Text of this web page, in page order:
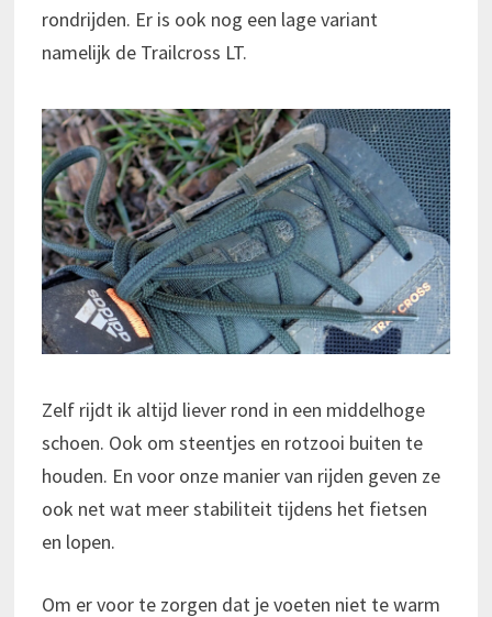
rondrijden. Er is ook nog een lage variant
namelijk de Trailcross LT.
Zelf rijdt ik altijd liever rond in een middelhoge
schoen. Ook om steentjes en rotzooi buiten te
houden. En voor onze manier van rijden geven ze
ook net wat meer stabiliteit tijdens het fietsen
en lopen.
Om er voor te zorgen dat je voeten niet te warm